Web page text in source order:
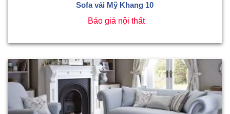
Sofa vải Mỹ Khang 10
Báo giá nội thất